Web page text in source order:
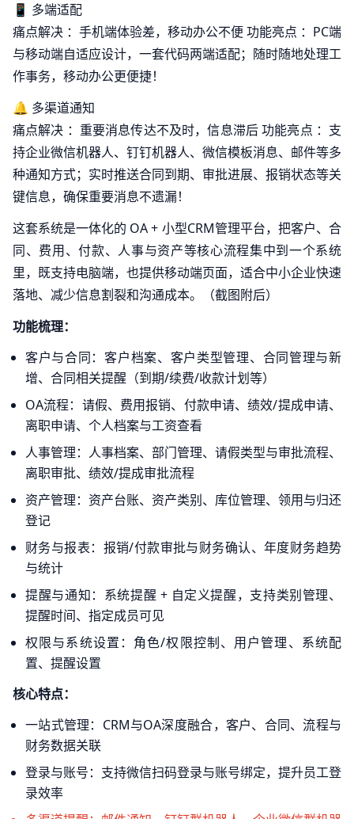
📱 多端适配
痛点解决 ：手机端体验差，移动办公不便 功能亮点 ：PC端
与移动端自适应设计，一套代码两端适配；随时随地处理工
作事务，移动办公更便捷！
🔔 多渠道通知
痛点解决 ：重要消息传达不及时，信息滞后 功能亮点 ：支
持企业微信机器人、钉钉机器人、微信模板消息、邮件等多
种通知方式；实时推送合同到期、审批进展、报销状态等关
键信息，确保重要消息不遗漏！
这套系统是一体化的 OA + 小型CRM管理平台，把客户、合
同、费用、付款、人事与资产等核心流程集中到一个系统
里，既支持电脑端，也提供移动端页面，适合中小企业快速
落地、减少信息割裂和沟通成本。（截图附后）
功能梳理：
客户与合同：客户档案、客户类型管理、合同管理与新
增、合同相关提醒（到期/续费/收款计划等）
OA流程：请假、费用报销、付款申请、绩效/提成申请、
离职申请、个人档案与工资查看
人事管理：人事档案、部门管理、请假类型与审批流程、
离职审批、绩效/提成审批流程
资产管理：资产台账、资产类别、库位管理、领用与归还
登记
财务与报表：报销/付款审批与财务确认、年度财务趋势
与统计
提醒与通知：系统提醒 + 自定义提醒，支持类别管理、
提醒时间、指定成员可见
权限与系统设置：角色/权限控制、用户管理、系统配
置、提醒设置
核心特点：
一站式管理：CRM与OA深度融合，客户、合同、流程与
财务数据关联
登录与账号：支持微信扫码登录与账号绑定，提升员工登
录效率